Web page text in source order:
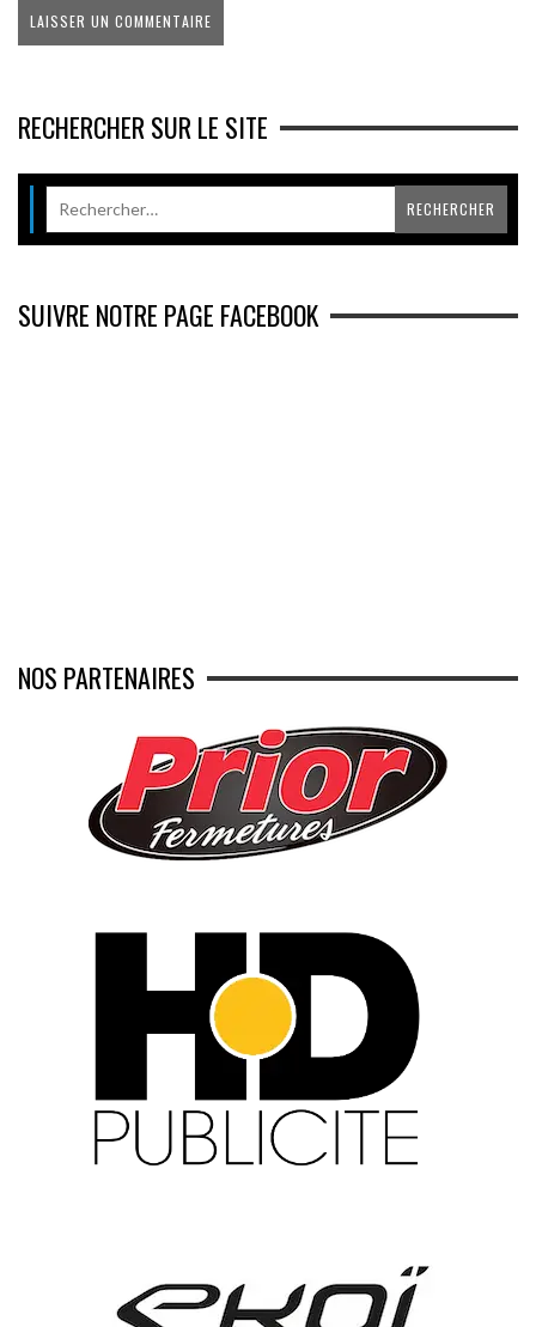
RECHERCHER SUR LE SITE
SUIVRE NOTRE PAGE FACEBOOK
NOS PARTENAIRES